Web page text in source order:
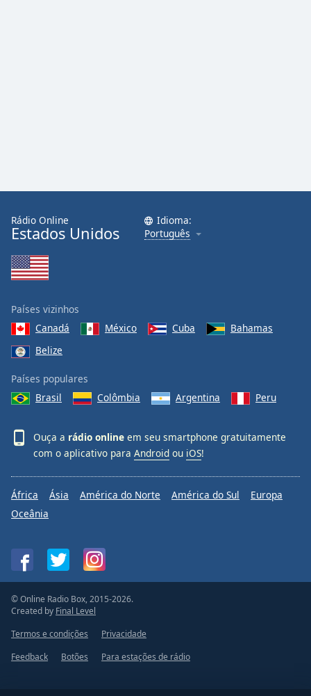
Rádio Online
Estados Unidos
Idioma:
Português
Países vizinhos
Canadá
México Cuba
Bahamas
Belize
Países populares
Brasil
Colômbia Argentina Peru
Ouça a rádio online em seu smartphone gratuitamente
com o aplicativo para Android ou iOS!
África Ásia América do Norte América do Sul
Europa
Oceânia
© Online Radio Box, 2015-2026.
Created by Final Level
Termos e condições
Privacidade
Feedback
Botões Para estações de rádio